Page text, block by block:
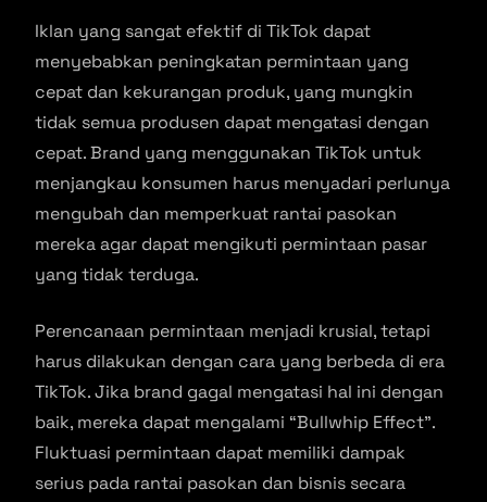
Iklan yang sangat efektif di TikTok dapat
menyebabkan peningkatan permintaan yang
cepat dan kekurangan produk, yang mungkin
tidak semua produsen dapat mengatasi dengan
cepat. Brand yang menggunakan TikTok untuk
menjangkau konsumen harus menyadari perlunya
mengubah dan memperkuat rantai pasokan
mereka agar dapat mengikuti permintaan pasar
yang tidak terduga.
Perencanaan permintaan menjadi krusial, tetapi
harus dilakukan dengan cara yang berbeda di era
TikTok. Jika brand gagal mengatasi hal ini dengan
baik, mereka dapat mengalami “Bullwhip Effect”.
Fluktuasi permintaan dapat memiliki dampak
serius pada rantai pasokan dan bisnis secara